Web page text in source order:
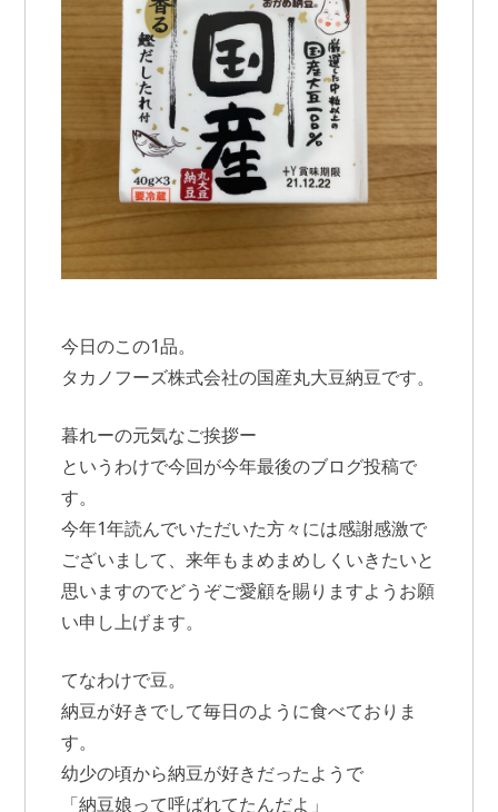
今日のこの1品。
タカノフーズ株式会社の国産丸大豆納豆です。
暮れーの元気なご挨拶ー
というわけで今回が今年最後のブログ投稿で
す。
今年1年読んでいただいた方々には感謝感激で
ございまして、来年もまめまめしくいきたいと
思いますのでどうぞご愛顧を賜りますようお願
い申し上げます。
てなわけで豆。
納豆が好きでして毎日のように食べておりま
す。
幼少の頃から納豆が好きだったようで
「納豆娘って呼ばれてたんだよ」